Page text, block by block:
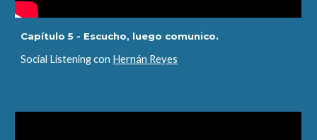
Capítulo 5 - Escucho, luego comunico.
Social Listening con Hernán Reyes